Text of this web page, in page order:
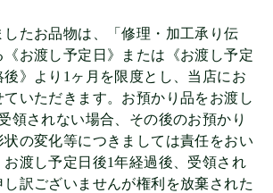
したお品物は、「修理・加工承り伝
お渡し予定日》または《お渡し予定
》より1ヶ月を限度とし、当店にお
いただきます。お預かり品をお渡し
領されない場合、その後のお預かり
の変化等につきましては責任をおい
渡し予定日後1年経過後、受領され
訳ございませんが権利を放棄された